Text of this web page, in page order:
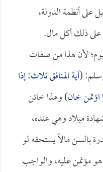
أنظمة الدولة،
على ذلك أكل مال.
لأن هذا من صفات
وسلم: (آية المنافق ثلاث: إذا
خان) وهذا خائن
ميلاد وهي عنده،
بالسن مالاً يستحقه لو
مؤتمن عليه، والواجب